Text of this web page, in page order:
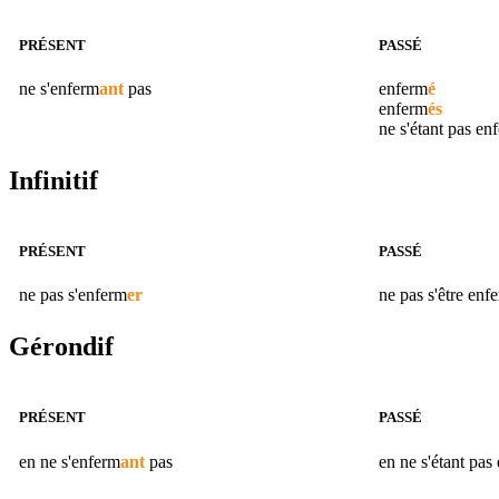
PRÉSENT
ne s'enfermant pas
PASSÉ
enfermé
enfermés
ne s'étant pas
Infinitif
PRÉSENT
ne pas s'enfermer
PASSÉ
ne pas s'être
Gérondif
PRÉSENT
en ne s'enfermant pas
PASSÉ
en ne s'étant pas